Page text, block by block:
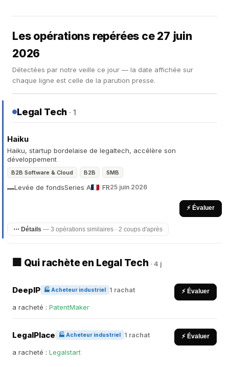
Les opérations repérées ce 27 juin
2026
Détectées par notre veille ce jour — la date affichée sur
chaque ligne est celle de la parution presse.
Legal Tech · 1
Haiku
Haiku, startup bordelaise de legaltech, accélère son
développement
B2B Software & Cloud B2B SMB
Levée de fonds
— Series A FR25 juin 2026
⚡ Évaluer
⋯ Détails — 3 opérations similaires · 2 coups d'après
🏢 Qui rachète en Legal Tech · 4 j
DeepIP 🏭 Acheteur industriel 1 rachat ⚡ Évaluer
a racheté : PatentMaker
LegalPlace 🏭 Acheteur industriel 1 rachat ⚡ Évaluer
a racheté : Legalstart